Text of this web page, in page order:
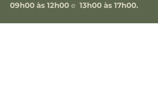
09h00 às 12h00 e 13h00 às 17h00.